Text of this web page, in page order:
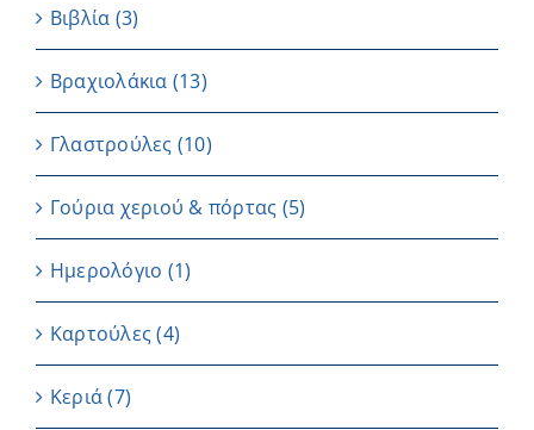
Βιβλία (3)
Βραχιολάκια (13)
Γλαστρούλες (10)
Γούρια χεριού & πόρτας (5)
Ημερολόγιο (1)
Καρτούλες (4)
Κεριά (7)